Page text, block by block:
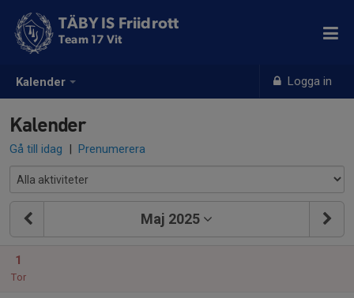
Kalender Logga in
TÄBY IS Friidrott
Team 17 Vit
Kalender
Gå till idag | Prenumerera
Maj 2025
1
Tor